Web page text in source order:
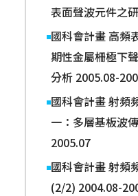
表面聲波元件之
國科會計畫 高頻
期性金屬柵極下
分析 2005.08-
國科會計畫 射頻
一：多層基板波
2005.07
國科會計畫 射頻
(2/2) 2004.08-